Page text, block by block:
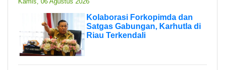
Kolaborasi Forkopimda dan
Satgas Gabungan, Karhutla di
Riau Terkendali